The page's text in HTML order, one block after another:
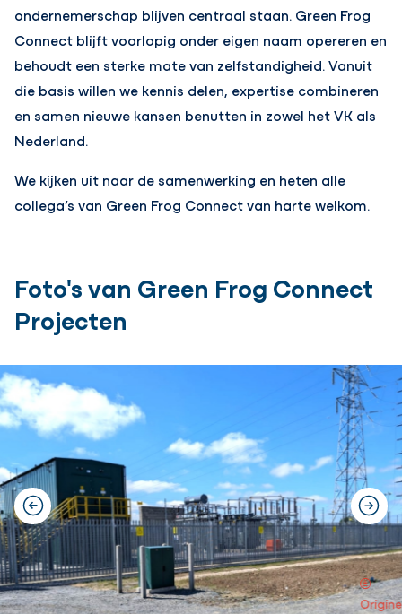
ondernemerschap blijven centraal staan. Green Frog
Connect blijft voorlopig onder eigen naam opereren en
behoudt een sterke mate van zelfstandigheid. Vanuit
die basis willen we kennis delen, expertise combineren
en samen nieuwe kansen benutten in zowel het VK als
Nederland.
We kijken uit naar de samenwerking en heten alle
collega’s van Green Frog Connect van harte welkom.
Foto's van Green Frog Connect
Projecten
next
previous